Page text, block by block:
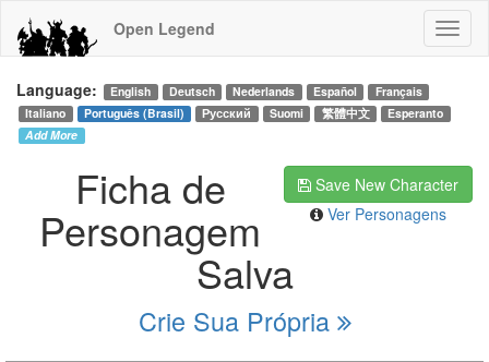
Open Legend
Language: English Deutsch Nederlands Español
Français
Italiano
Português (Brasil) Русский Suomi 繁體中文
Esperanto
Add More
Save New Character
Ver Personagens
Ficha de
Personagem
Salva
Crie Sua Própria